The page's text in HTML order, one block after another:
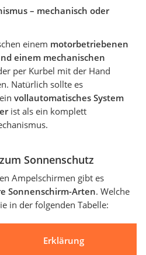
– mechanisch oder
einem motorbetriebenen
einem mechanischen
per Kurbel mit der Hand
Natürlich sollte es
vollautomatisches System
ist als ein komplett
Sonnenschutz
Ampelschirmen gibt es
Sonnenschirm-Arten. Welche
in der folgenden Tabelle:
Erklärung